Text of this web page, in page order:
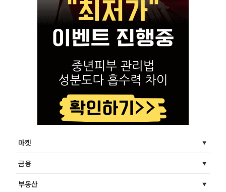
마켓
금융
부동산